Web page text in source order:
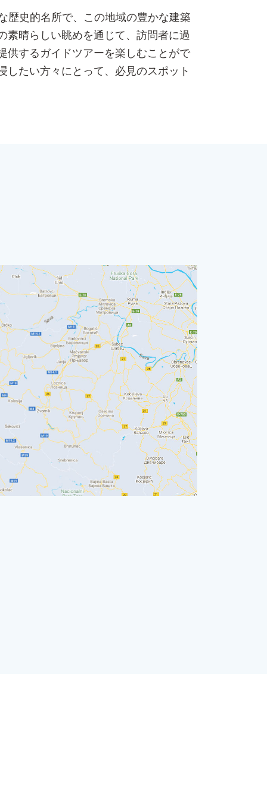
史的名所で、この地域の豊かな建築
素晴らしい眺めを通じて、訪問者に過
供するガイドツアーを楽しむことがで
たい方々にとって、必見のスポット